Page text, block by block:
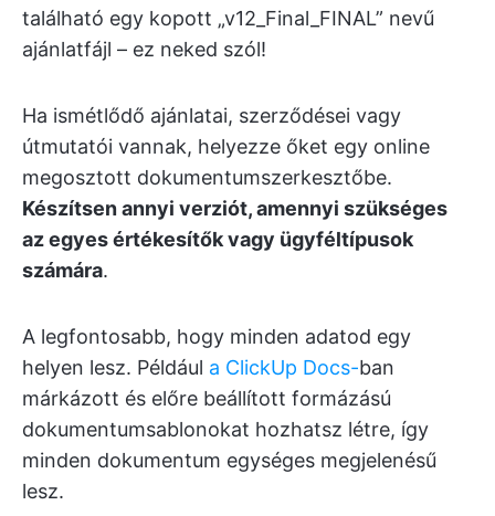
található egy kopott „v12_Final_FINAL” nevű
ajánlatfájl – ez neked szól!
Ha ismétlődő ajánlatai, szerződései vagy
útmutatói vannak, helyezze őket egy online
megosztott dokumentumszerkesztőbe.
Készítsen annyi verziót, amennyi szükséges
az egyes értékesítők vagy ügyféltípusok
számára.
A legfontosabb, hogy minden adatod egy
helyen lesz. Például a ClickUp Docs-ban
márkázott és előre beállított formázású
dokumentumsablonokat hozhatsz létre, így
minden dokumentum egységes megjelenésű
lesz.